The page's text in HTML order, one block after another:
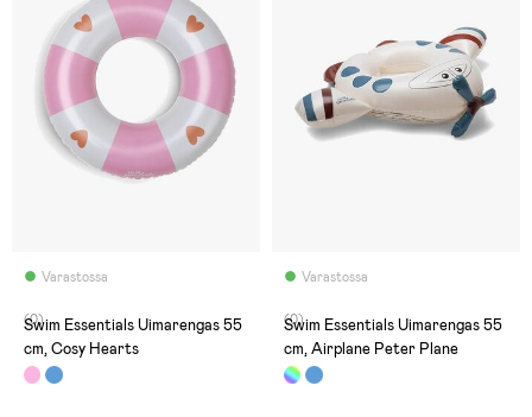
Varastossa
(0)
Swim Essentials Uimarengas 55
cm, Cosy Hearts
Varastossa
(0)
Swim Essentials Uimarengas 55
cm, Airplane Peter Plane